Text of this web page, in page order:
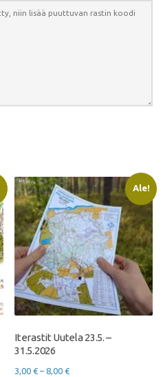
Ale!
Iterastit Uutela 23.5. –
31.5.2026
3,00€ – 8,00€Hintaluokka: